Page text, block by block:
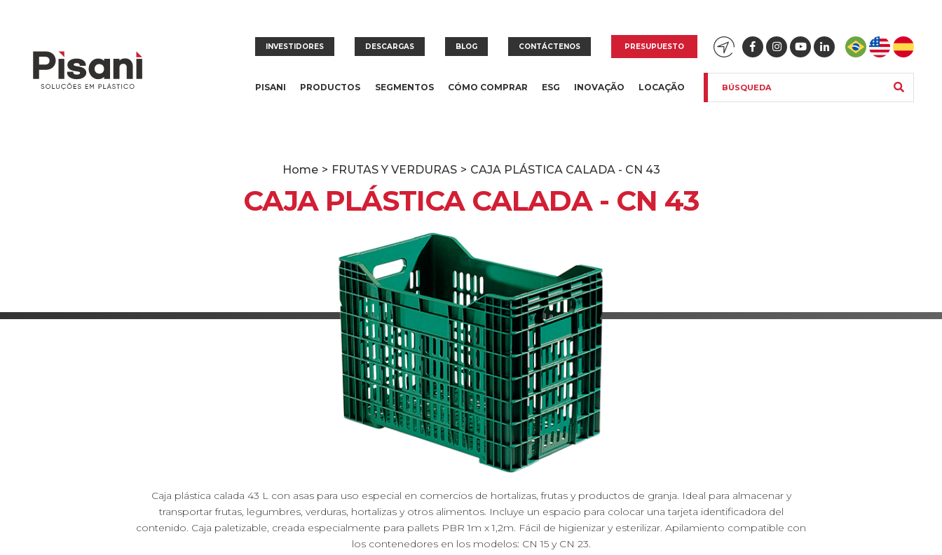
INVESTIDORES DESCARGAS BLOG CONTÁCTENOS PRESUPUESTO
PISANI PRODUCTOS SEGMENTOS CÓMO COMPRAR ESG INOVAÇÃO LOCAÇÃO
Home > FRUTAS Y VERDURAS > CAJA PLÁSTICA CALADA - CN 43
CAJA PLÁSTICA CALADA - CN 43
Caja plástica calada 43 L con asas para uso especial en comercios de hortalizas, frutas y productos de granja. Ideal para almacenar y
transportar frutas, legumbres, verduras, hortalizas y otros alimentos. Incluye un espacio para colocar una tarjeta identificadora del
contenido. Caja paletizable, creada especialmente para pallets PBR 1m x 1,2m. Fácil de higienizar y esterilizar. Apilamiento compatible con
los contenedores en los modelos: CN 15 y CN 23.